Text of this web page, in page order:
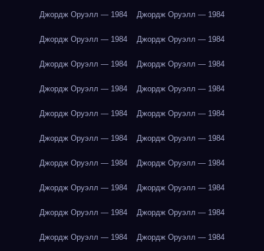
Джордж Оруэлл — 1984 Джордж Оруэлл — 1984
Джордж Оруэлл — 1984 Джордж Оруэлл — 1984
Джордж Оруэлл — 1984 Джордж Оруэлл — 1984
Джордж Оруэлл — 1984 Джордж Оруэлл — 1984
Джордж Оруэлл — 1984 Джордж Оруэлл — 1984
Джордж Оруэлл — 1984 Джордж Оруэлл — 1984
Джордж Оруэлл — 1984 Джордж Оруэлл — 1984
Джордж Оруэлл — 1984 Джордж Оруэлл — 1984
Джордж Оруэлл — 1984 Джордж Оруэлл — 1984
Джордж Оруэлл — 1984 Джордж Оруэлл — 1984